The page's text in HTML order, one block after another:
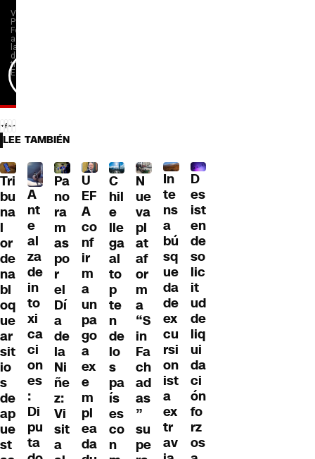
LEE TAMBIÉN
Tri
bu
na
l
or
de
na
bl
oq
ue
ar
sit
io
s
de
ap
ue
st
A
nt
e
al
za
de
in
to
xi
ca
ci
on
es
:
Di
pu
ta
Pa
no
ra
m
as
po
r
el
Dí
a
de
la
Ni
ñe
z:
Vi
sit
a
U
EF
A
co
nf
ir
m
a
un
pa
go
a
ex
e
m
pl
ea
da
C
hil
e
lle
ga
al
to
p
te
n
de
lo
s
pa
ís
es
co
n
N
ue
va
pl
at
af
or
m
a
“S
in
Fa
ch
ad
as
”
su
pe
In
te
ns
a
bú
sq
ue
da
de
ex
cu
rsi
on
ist
a
ex
tr
av
D
es
ist
en
de
so
lic
it
ud
de
liq
ui
da
ci
ón
fo
rz
os